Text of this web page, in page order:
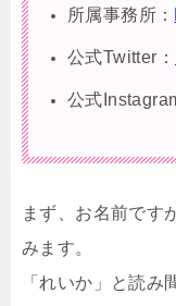
所属事務所：
公式Twitter：
公式
まず、お名前です
みます。
「れいか」と読み